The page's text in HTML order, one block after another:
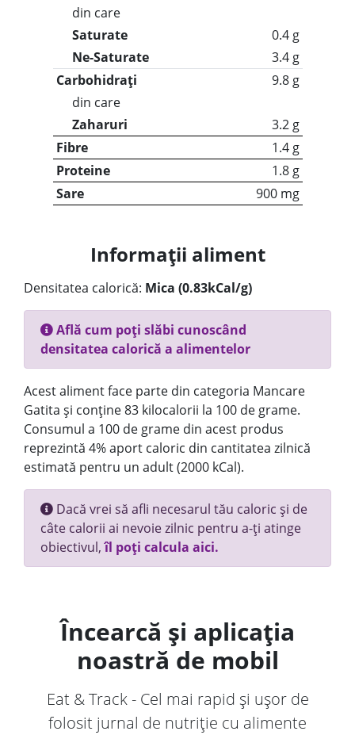
din care
Saturate
0.4 g
Ne-Saturate
3.4 g
Carbohidrați
9.8 g
din care
Zaharuri
3.2 g
Fibre
1.4 g
Proteine
1.8 g
Sare
900 mg
Informații aliment
Densitatea calorică: Mica (0.83kCal/g)
Află cum poți slăbi cunoscând
densitatea calorică a alimentelor
Acest aliment face parte din categoria Mancare
Gatita și conține 83 kilocalorii la 100 de grame.
Consumul a 100 de grame din acest produs
reprezintă 4% aport caloric din cantitatea zilnică
estimată pentru un adult (2000 kCal).
Dacă vrei să afli necesarul tău caloric și de
câte calorii ai nevoie zilnic pentru a-ți atinge
obiectivul,îl poți calcula aici.
Încearcă și aplicația
noastră de mobil
Eat & Track - Cel mai rapid și ușor de
folosit jurnal de nutriție cu alimente